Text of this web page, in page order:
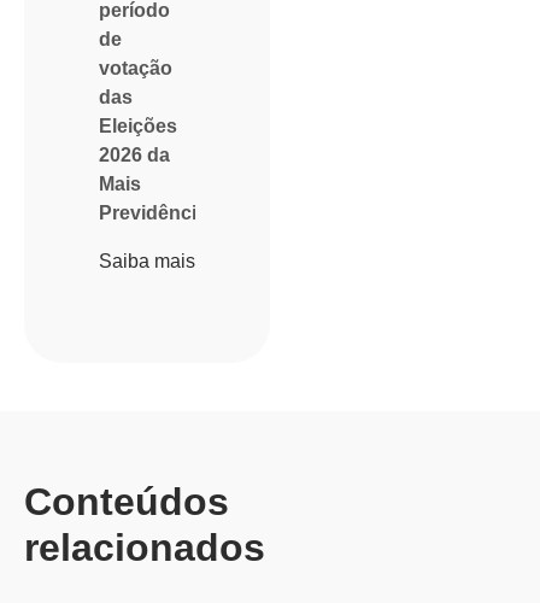
período
de
votação
das
Eleições
2026 da
Mais
Previdência
Saiba mais
Conteúdos
relacionados